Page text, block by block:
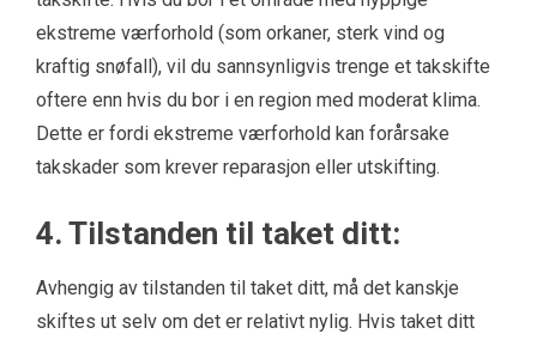
ekstreme værforhold (som orkaner, sterk vind og
kraftig snøfall), vil du sannsynligvis trenge et takskifte
oftere enn hvis du bor i en region med moderat klima.
Dette er fordi ekstreme værforhold kan forårsake
takskader som krever reparasjon eller utskifting.
4. Tilstanden til taket ditt:
Avhengig av tilstanden til taket ditt, må det kanskje
skiftes ut selv om det er relativt nylig. Hvis taket ditt